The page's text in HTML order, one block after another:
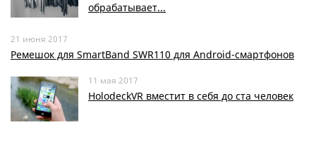
обрабатывает...
21 июня 2017
Ремешок для SmartBand SWR110 для Android-смартфонов
11 мая 2017
HolodeckVR вместит в себя до ста человек